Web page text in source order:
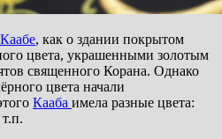
Каабе, как о здании покрытом
цвета, украшенными золотым
священного Корана. Однако
цвета начали
Кааба имела разные цвета: